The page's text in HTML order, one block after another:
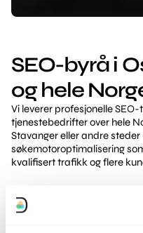
SEO-byrå i
og hele
Vi leverer profesjonelle
tjenestebedrifter over hele
Stavanger eller andre steder
søkemotoroptimalisering
kvalifisert trafikk og flere